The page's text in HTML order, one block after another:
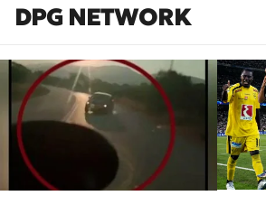
DPG NETWORK